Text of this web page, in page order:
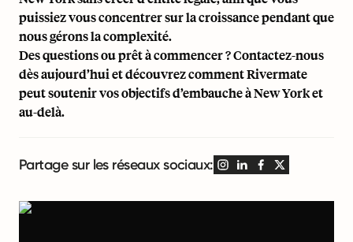
puissiez vous concentrer sur la croissance pendant que
nous gérons la complexité.
Des questions ou prêt à commencer ? Contactez-nous
dès aujourd’hui et découvrez comment Rivermate
peut soutenir vos objectifs d’embauche à New York et
au-delà.
Partage sur les réseaux sociaux: